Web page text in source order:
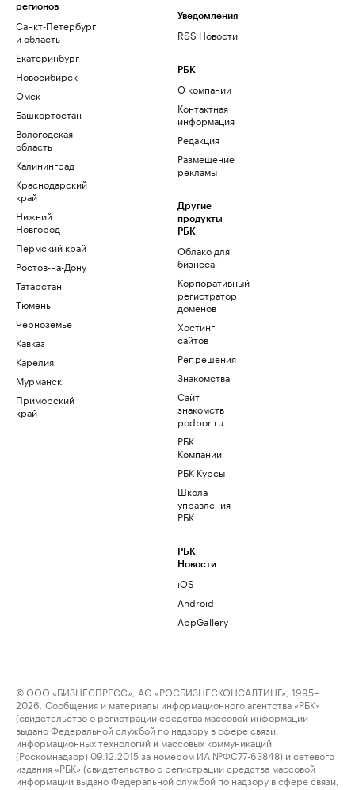
регионов
Санкт-Петербург
и область
Екатеринбург
Новосибирск
Омск
Башкортостан
Вологодская
область
Калининград
Краснодарский
край
Нижний
Новгород
Пермский край
Ростов-на-Дону
Татарстан
Тюмень
Черноземье
Кавказ
Карелия
Мурманск
Приморский
край
Уведомления
RSS Новости
РБК
О компании
Контактная
информация
Редакция
Размещение
рекламы
Другие
продукты
РБК
Облако для
бизнеса
Корпоративный
регистратор
доменов
Хостинг
сайтов
Рег.решения
Знакомства
Сайт
знакомств
podbor.ru
РБК
Компании
РБК Курсы
Школа
управления
РБК
РБК
Новости
iOS
Android
AppGallery
© ООО «БИЗНЕСПРЕСС», АО «РОСБИЗНЕСКОНСАЛТИНГ», 1995–
2026. Сообщения и материалы информационного агентства «РБК»
(свидетельство о регистрации средства массовой информации
выдано Федеральной службой по надзору в сфере связи,
информационных технологий и массовых коммуникаций
(Роскомнадзор) 09.12.2015 за номером ИА №ФС77-63848) и сетевого
издания «РБК» (свидетельство о регистрации средства массовой
информации выдано Федеральной службой по надзору в сфере связи,